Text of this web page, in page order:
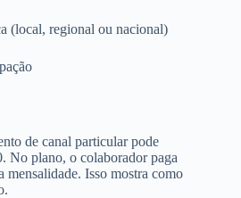
(local, regional ou nacional)
de canal particular pode
No plano, o colaborador paga
Isso mostra como